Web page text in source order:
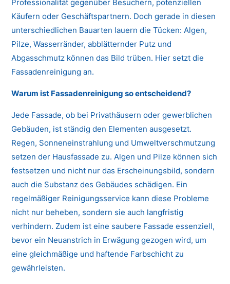
Professionalität gegenüber Besuchern, potenziellen
Käufern oder Geschäftspartnern. Doch gerade in diesen
unterschiedlichen Bauarten lauern die Tücken: Algen,
Pilze, Wasserränder, abblätternder Putz und
Abgasschmutz können das Bild trüben. Hier setzt die
Fassadenreinigung an.
Warum ist Fassadenreinigung so entscheidend?
Jede Fassade, ob bei Privathäusern oder gewerblichen
Gebäuden, ist ständig den Elementen ausgesetzt.
Regen, Sonneneinstrahlung und Umweltverschmutzung
setzen der Hausfassade zu. Algen und Pilze können sich
festsetzen und nicht nur das Erscheinungsbild, sondern
auch die Substanz des Gebäudes schädigen. Ein
regelmäßiger Reinigungsservice kann diese Probleme
nicht nur beheben, sondern sie auch langfristig
verhindern. Zudem ist eine saubere Fassade essenziell,
bevor ein Neuanstrich in Erwägung gezogen wird, um
eine gleichmäßige und haftende Farbschicht zu
gewährleisten.